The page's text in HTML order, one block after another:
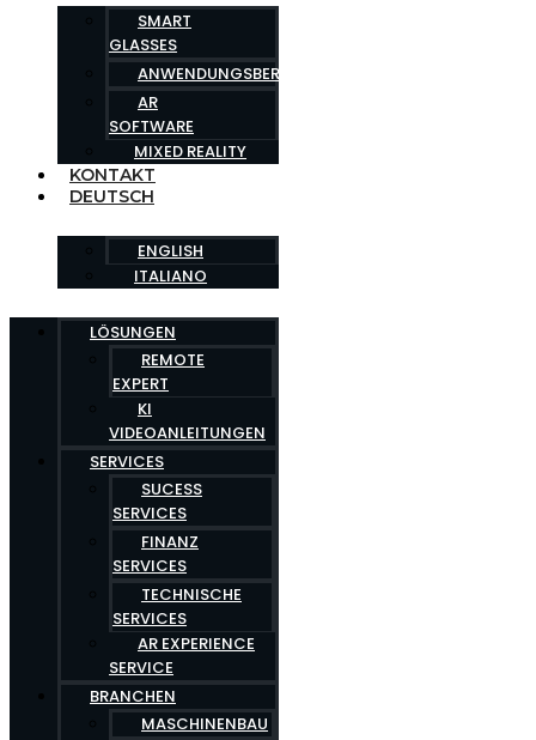
SMART
GLASSES
ANWENDUNGSBEREICHE
AR
SOFTWARE
MIXED REALITY
KONTAKT
DEUTSCH
ENGLISH
ITALIANO
LÖSUNGEN
REMOTE
EXPERT
KI
VIDEOANLEITUNGEN
SERVICES
SUCESS
SERVICES
FINANZ
SERVICES
TECHNISCHE
SERVICES
AR EXPERIENCE
SERVICE
BRANCHEN
MASCHINENBAU